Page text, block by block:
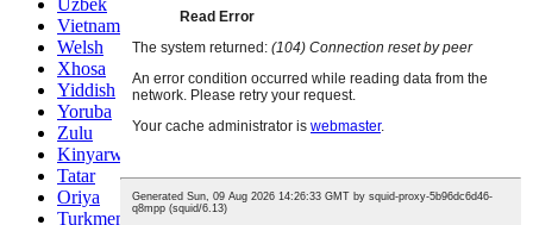
Vietnamese
Welsh
Xhosa
Yiddish
Yoruba
Zulu
Kinyarwanda
Tatar
Oriya
Turkmen